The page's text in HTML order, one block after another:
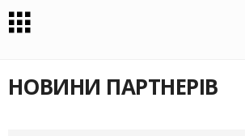
НОВИНИ ПАРТНЕРІВ